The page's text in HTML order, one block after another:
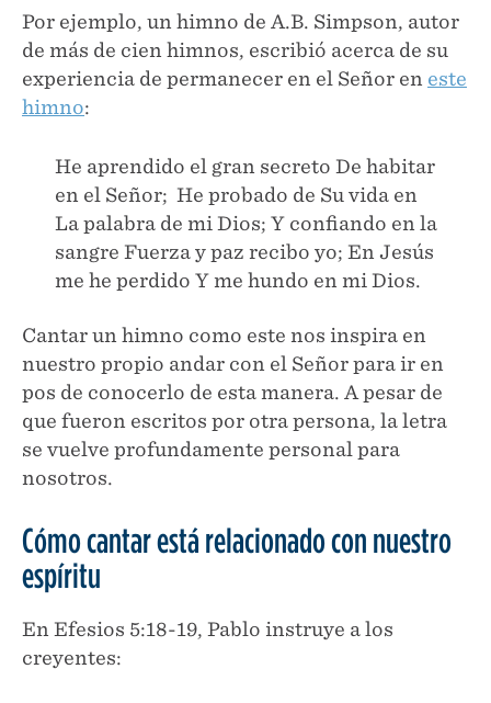
Por ejemplo, un himno de A.B. Simpson, autor
de más de cien himnos, escribió acerca de su
experiencia de permanecer en el Señor en este
himno:
He aprendido el gran secreto De habitar
en el Señor; He probado de Su vida en
La palabra de mi Dios; Y confiando en la
sangre Fuerza y paz recibo yo; En Jesús
me he perdido Y me hundo en mi Dios.
Cantar un himno como este nos inspira en
nuestro propio andar con el Señor para ir en
pos de conocerlo de esta manera. A pesar de
que fueron escritos por otra persona, la letra
se vuelve profundamente personal para
nosotros.
Cómo cantar está relacionado con nuestro
espíritu
En Efesios 5:18-19, Pablo instruye a los
creyentes: